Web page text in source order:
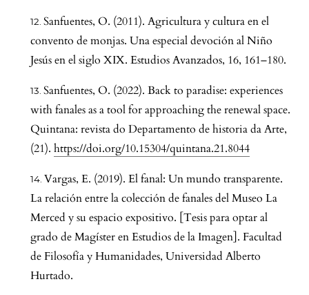
Sanfuentes, O. (2011). Agricultura y cultura en el
convento de monjas. Una especial devoción al Niño
Jesús en el siglo XIX. Estudios Avanzados, 16, 161–180.
Sanfuentes, O. (2022). Back to paradise: experiences
with fanales as a tool for approaching the renewal space.
Quintana: revista do Departamento de historia da Arte,
(21). https://doi.org/10.15304/quintana.21.8044
Vargas, E. (2019). El fanal: Un mundo transparente.
La relación entre la colección de fanales del Museo La
Merced y su espacio expositivo. [Tesis para optar al
grado de Magíster en Estudios de la Imagen]. Facultad
de Filosofía y Humanidades, Universidad Alberto
Hurtado.